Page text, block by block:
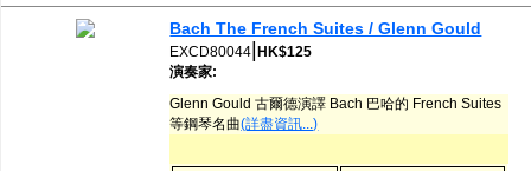
Bach The French Suites / Glenn Gould
EXCD80044 |HK$125
演奏家:
Glenn Gould 古爾德演譯 Bach 巴哈的 French Suites
等鋼琴名曲(詳盡資訊...)